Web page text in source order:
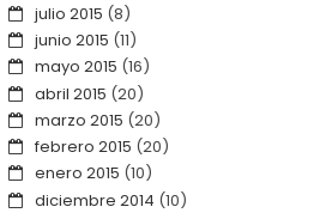
julio 2015 (8)
junio 2015 (11)
mayo 2015 (16)
abril 2015 (20)
marzo 2015 (20)
febrero 2015 (20)
enero 2015 (10)
diciembre 2014 (10)